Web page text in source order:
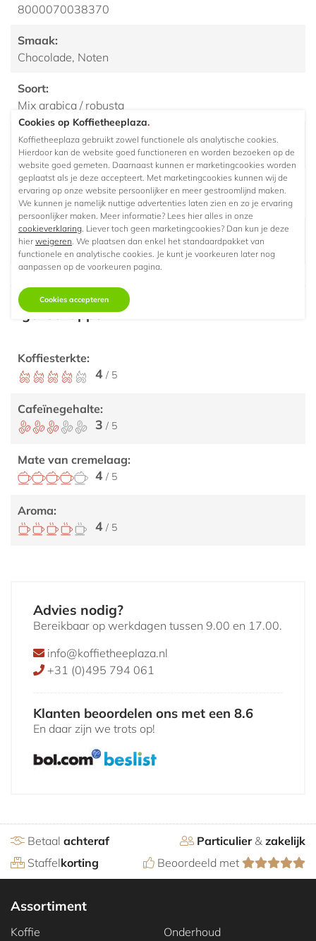
8000070038370
Smaak:
Chocolade, Noten
Soort:
Mix arabica / robusta
Herkomst/ land:
Gebrand in Italië
Branding:
Medium
Keurmerk:
N.v.t.
Eigenschappen
Koffiesterkte:
4 / 5
Cafeïnegehalte:
3 / 5
Mate van cremelaag:
4 / 5
Aroma:
4 / 5
Advies nodig?
Bereikbaar op werkdagen tussen 9.00 en 17.00.
info@koffietheeplaza.nl
+31 (0)495 794 061
Klanten beoordelen ons met een 8.6
En daar zijn we trots op!
Betaal achteraf Particulier& zakelijk
Staffelkorting Beoordeeld met
Assortiment
Koffie
Onderhoud
Cookies op Koffietheeplaza.
Koffietheeplaza gebruikt zowel functionele als analytische cookies.
Hierdoor kan de website goed functioneren en worden bezoeken op de
website goed gemeten. Daarnaast kunnen er marketingcookies worden
geplaatst als je deze accepteert. Met marketingcookies kunnen wij de
ervaring op onze website persoonlijker en meer gestroomlijnd maken.
We kunnen je namelijk nuttige advertenties laten zien en zo je ervaring
persoonlijker maken. Meer informatie? Lees hier alles in onze
cookieverklaring . Liever toch geen marketingcookies? Dan kun je deze
hier weigeren . We plaatsen dan enkel het standaardpakket van
functionele en analytische cookies. Je kunt je voorkeuren later nog
aanpassen op de voorkeuren pagina.
Cookies accepteren